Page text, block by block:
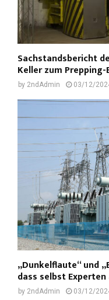
Sachstandsbericht
Keller zum
by 2ndAdmin 03/12/
„Dunkelflaute“ und
dass selbst
by 2ndAdmin 03/12/